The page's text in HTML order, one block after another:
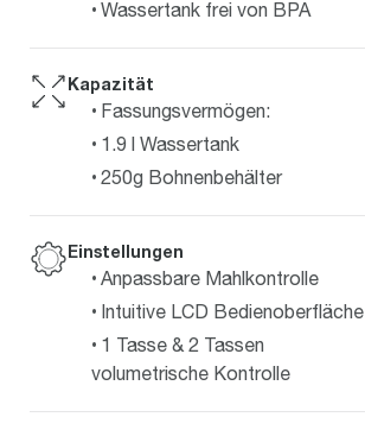
Wassertank frei von BPA
Kapazität
Fassungsvermögen:
1.9 l Wassertank
250g Bohnenbehälter
Einstellungen
Anpassbare Mahlkontrolle
Intuitive LCD Bedienoberfläche
1 Tasse & 2 Tassen
volumetrische Kontrolle